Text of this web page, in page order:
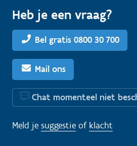
Heb je een vraag?
Bel gratis 0800 30 700
Mail ons
Chat momenteel niet
Meld je suggestie of klacht